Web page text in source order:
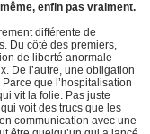
enfin pas vraiment.
différente de
Du côté des premiers,
de liberté anormale
De l’autre, une obligation
que l’hospitalisation
vit la folie. Pas juste
voit des trucs que les
communication avec une